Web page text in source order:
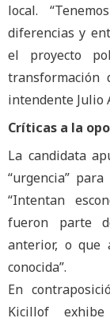
local.
diferencias y
el proyecto
transformación
intendente Julio
Críticas a la
La candidata
“urgencia”
“Intentan
fueron parte
anterior, o que
conocida”.
En
Kicillof